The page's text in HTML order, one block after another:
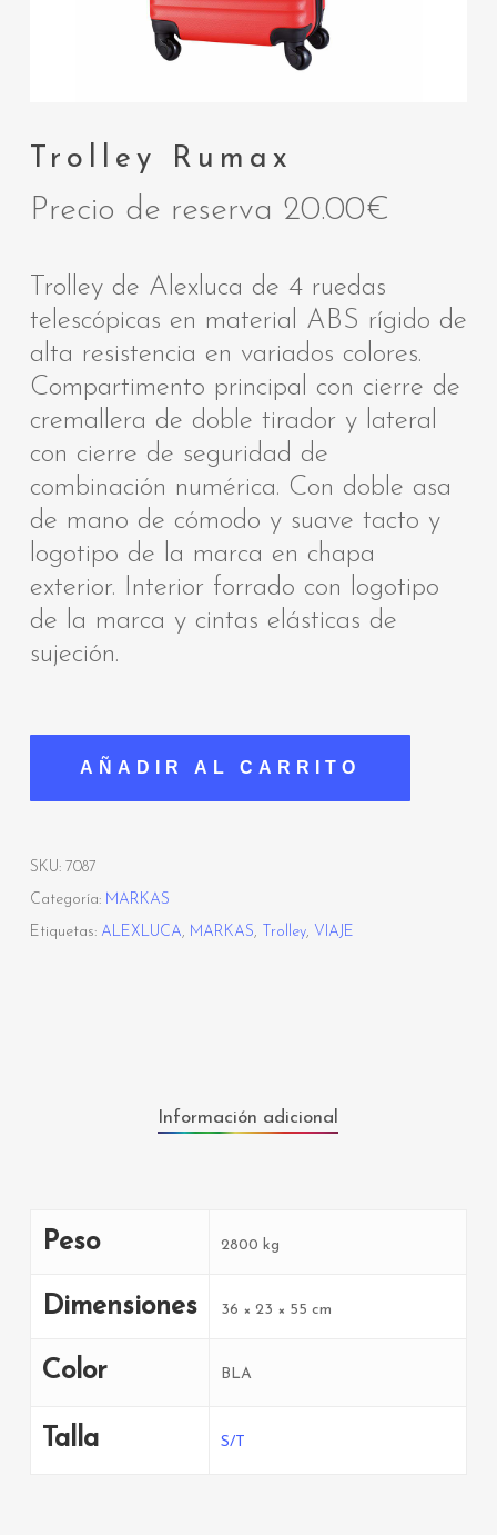
Trolley Rumax
Precio de reserva 20.00€
Trolley de Alexluca de 4 ruedas
telescópicas en material ABS rígido de
alta resistencia en variados colores.
Compartimento principal con cierre de
cremallera de doble tirador y lateral
con cierre de seguridad de
combinación numérica. Con doble asa
de mano de cómodo y suave tacto y
logotipo de la marca en chapa
exterior. Interior forrado con logotipo
de la marca y cintas elásticas de
sujeción.
AÑADIR AL CARRITO
SKU: 7087
Categoría: MARKAS
Etiquetas: ALEXLUCA, MARKAS, Trolley, VIAJE
Información adicional
Peso 2800 kg
Dimensiones 36 × 23 × 55 cm
Color BLA
Talla S/T